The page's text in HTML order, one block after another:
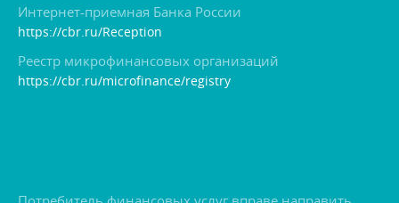
Интернет-приемная Банка России
https://cbr.ru/Reception
Реестр микрофинансовых организаций
https://cbr.ru/microfinance/registry